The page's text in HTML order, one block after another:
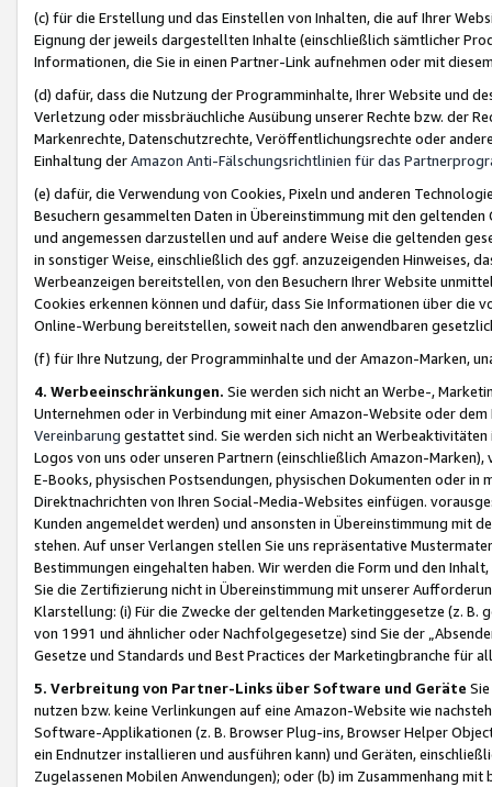
(c) für die Erstellung und das Einstellen von Inhalten, die auf Ihrer
Eignung der jeweils dargestellten Inhalte (einschließlich sämtlicher
Informationen, die Sie in einen Partner-Link aufnehmen oder mit
(d) dafür, dass die Nutzung der Programminhalte, Ihrer Website und
Verletzung oder missbräuchliche Ausübung unserer Rechte bzw. der
Markenrechte, Datenschutzrechte, Veröffentlichungsrechte oder
Einhaltung derAmazon Anti-Fälschungsrichtlinien für das
(e) dafür, die Verwendung von Cookies, Pixeln und anderen
Besuchern gesammelten Daten in Übereinstimmung mit den
und angemessen darzustellen und auf andere Weise die geltenden
in sonstiger Weise, einschließlich des ggf. anzuzeigenden Hinweises,
Werbeanzeigen bereitstellen, von den Besuchern Ihrer Website
Cookies erkennen können und dafür, dass Sie Informationen über die
Online-Werbung bereitstellen, soweit nach den anwendbaren
(f) für Ihre Nutzung, der Programminhalte und der Amazon-Marken,
4. Werbeeinschränkungen. Sie werden sich nicht an Werbe-,
Unternehmen oder in Verbindung mit einer Amazon-Website oder
Vereinbarung gestattet sind. Sie werden sich nicht an
Logos von uns oder unseren Partnern (einschließlich Amazon-
E-Books, physischen Postsendungen, physischen Dokumenten oder in
Direktnachrichten von Ihren Social-Media-Websites einfügen.
Kunden angemeldet werden) und ansonsten in Übereinstimmung mit
stehen. Auf unser Verlangen stellen Sie uns repräsentative
Bestimmungen eingehalten haben. Wir werden die Form und den
Sie die Zertifizierung nicht in Übereinstimmung mit unserer
Klarstellung: (i) Für die Zwecke der geltenden Marketinggesetze (z. B.
von 1991 und ähnlicher oder Nachfolgegesetze) sind Sie der
Gesetze und Standards und Best Practices der Marketingbranche für
5. Verbreitung von Partner-Links über Software und Geräte
nutzen bzw. keine Verlinkungen auf eine Amazon-Website wie
Software-Applikationen (z. B. Browser Plug-ins, Browser Helper
ein Endnutzer installieren und ausführen kann) und Geräten,
Zugelassenen Mobilen Anwendungen); oder (b) im Zusammenhang